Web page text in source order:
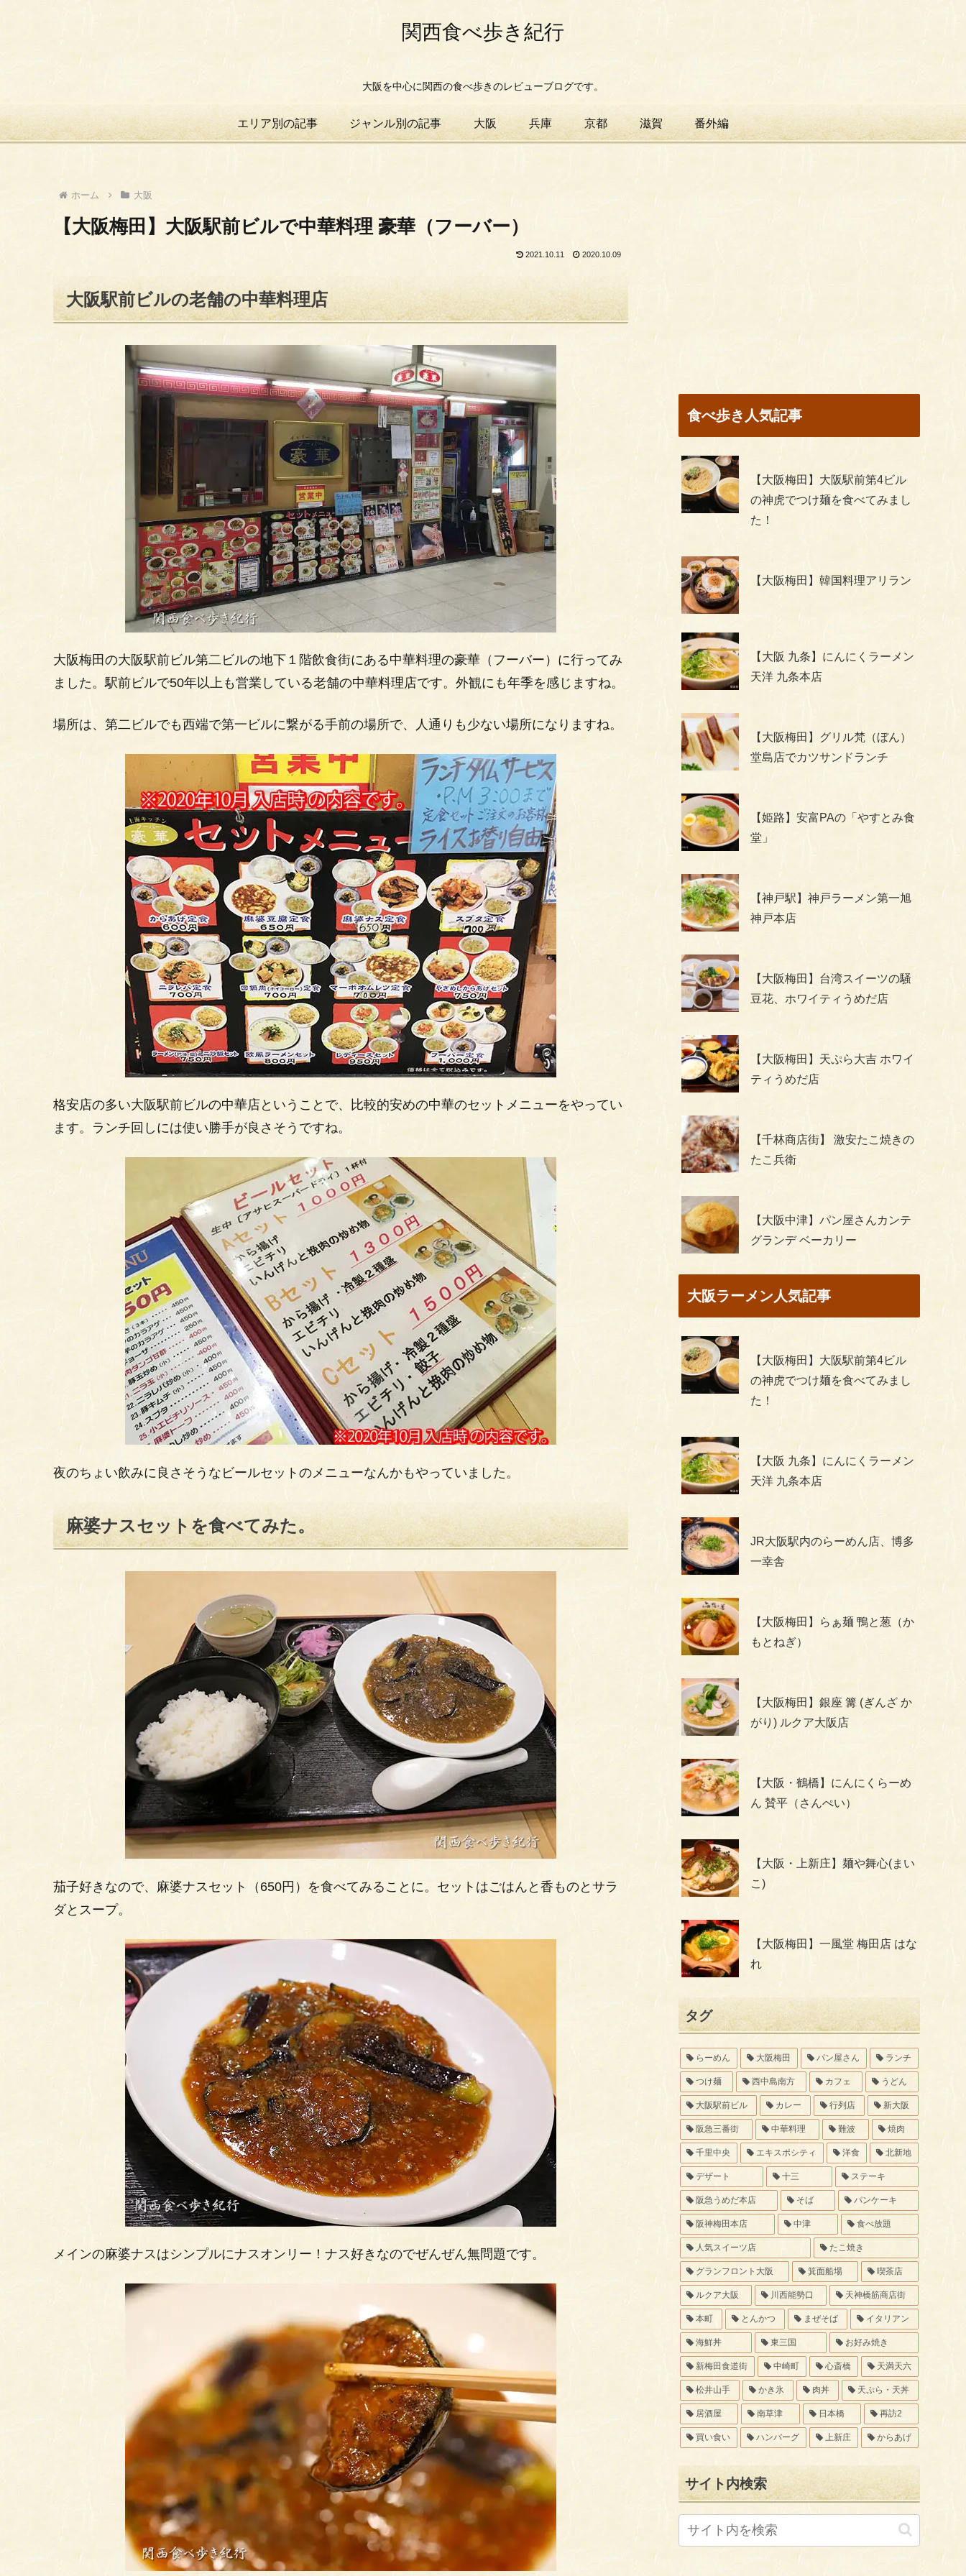
関西食べ歩き紀行
大阪を中心に関西の食べ歩きのレビューブログです。
エリア別の記事 ジャンル別の記事 大阪 兵庫 京都 滋賀 番外編
ホーム 大阪
【大阪梅田】大阪駅前ビルで中華料理 豪華（フーバー）
2021.10.11 2020.10.09
大阪駅前ビルの老舗の中華料理店
大阪梅田の大阪駅前ビル第二ビルの地下１階飲食街にある中華料理の豪華（フーバー）に行ってみ
ました。駅前ビルで50年以上も営業している老舗の中華料理店です。外観にも年季を感じますね。
場所は、第二ビルでも西端で第一ビルに繋がる手前の場所で、人通りも少ない場所になりますね。
格安店の多い大阪駅前ビルの中華店ということで、比較的安めの中華のセットメニューをやってい
ます。ランチ回しには使い勝手が良さそうですね。
夜のちょい飲みに良さそうなビールセットのメニューなんかもやっていました。
麻婆ナスセットを食べてみた。
茄子好きなので、麻婆ナスセット（650円）を食べてみることに。セットはごはんと香ものとサラ
ダとスープ。
メインの麻婆ナスはシンプルにナスオンリー！ナス好きなのでぜんぜん無問題です。
食べ歩き人気記事
【大阪梅田】大阪駅前第4ビル
の神虎でつけ麺を食べてみまし
た！
【大阪梅田】韓国料理アリラン
【大阪 九条】にんにくラーメン
天洋 九条本店
【大阪梅田】グリル梵（ぼん）
堂島店でカツサンドランチ
【姫路】安富PAの「やすとみ食
堂」
【神戸駅】神戸ラーメン第一旭
神戸本店
【大阪梅田】台湾スイーツの騒
豆花、ホワイティうめだ店
【大阪梅田】天ぷら大吉 ホワイ
ティうめだ店
【千林商店街】 激安たこ焼きの
たこ兵衛
【大阪中津】パン屋さんカンテ
グランデ ベーカリー
大阪ラーメン人気記事
【大阪梅田】大阪駅前第4ビル
の神虎でつけ麺を食べてみまし
た！
【大阪 九条】にんにくラーメン
天洋 九条本店
JR大阪駅内のらーめん店、博多
一幸舎
【大阪梅田】らぁ麺 鴨と葱（か
もとねぎ）
【大阪梅田】銀座 篝 (ぎんざ か
がり) ルクア大阪店
【大阪・鶴橋】にんにくらーめ
ん 賛平（さんぺい）
【大阪・上新庄】麺や舞心(まい
こ)
【大阪梅田】一風堂 梅田店 はな
れ
タグ
らーめん 大阪梅田 パン屋さん ランチ
つけ麺 西中島南方 カフェ うどん
大阪駅前ビル カレー 行列店 新大阪
阪急三番街 中華料理 難波 焼肉
千里中央 エキスポシティ 洋食 北新地
デザート 十三 ステーキ
阪急うめだ本店 そば パンケーキ
阪神梅田本店 中津 食べ放題
人気スイーツ店 たこ焼き
グランフロント大阪 箕面船場 喫茶店
ルクア大阪 川西能勢口 天神橋筋商店街
本町 とんかつ まぜそば イタリアン
海鮮丼 東三国 お好み焼き
新梅田食道街 中崎町 心斎橋 天満天六
松井山手 かき氷 肉丼 天ぷら・天丼
居酒屋 南草津 日本橋 再訪2
買い食い ハンバーグ 上新庄 からあげ
サイト内検索